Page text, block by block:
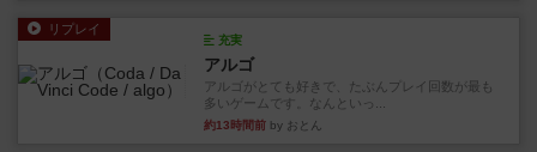
リプレイ
充実
アルゴ
アルゴがとても好きで、たぶんプレイ回数が最も
多いゲームです。なんといっ...
約13時間前 by おとん